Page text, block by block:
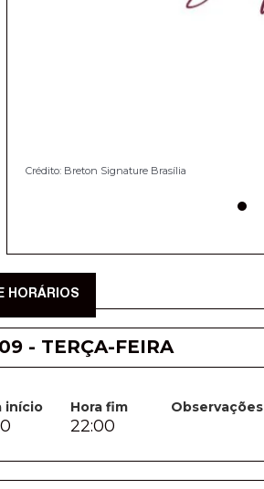
Crédito: Breton Signature Brasília
HORÁRIOS
- TERÇA-FEIRA
início Hora fim Observações
22:00